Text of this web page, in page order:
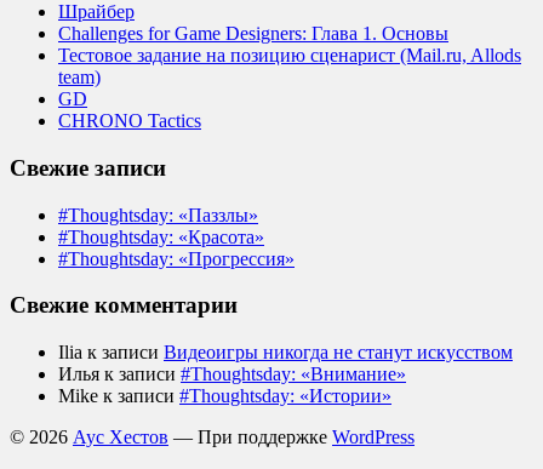
Шрайбер
Challenges for Game Designers: Глава 1. Основы
Тестовое задание на позицию сценарист (Mail.ru, Allods
team)
GD
CHRONO Tactics
Свежие записи
#Thoughtsday: «Паззлы»
#Thoughtsday: «Красота»
#Thoughtsday: «Прогрессия»
Свежие комментарии
Ilia к записи Видеоигры никогда не станут искусством
Илья к записи #Thoughtsday: «Внимание»
Mike к записи #Thoughtsday: «Истории»
© 2026 Аус Хестов — При поддержке WordPress